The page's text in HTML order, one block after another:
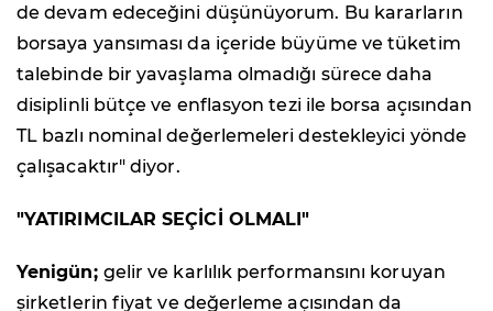
de devam edeceğini düşünüyorum. Bu kararların
borsaya yansıması da içeride büyüme ve tüketim
talebinde bir yavaşlama olmadığı sürece daha
disiplinli bütçe ve enflasyon tezi ile borsa açısından
TL bazlı nominal değerlemeleri destekleyici yönde
çalışacaktır" diyor.
"YATIRIMCILAR SEÇİCİ OLMALI"
Yenigün; gelir ve karlılık performansını koruyan
şirketlerin fiyat ve değerleme açısından da